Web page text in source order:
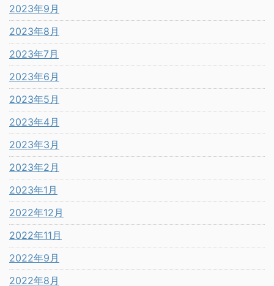
2023年9月
2023年8月
2023年7月
2023年6月
2023年5月
2023年4月
2023年3月
2023年2月
2023年1月
2022年12月
2022年11月
2022年9月
2022年8月